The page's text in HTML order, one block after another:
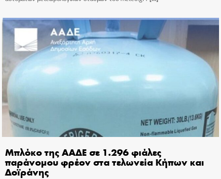
Μπλόκο της ΑΑΔΕ σε 1.296 φιάλες
παράνομου φρέον στα τελωνεία Κήπων και
Δοϊράνης